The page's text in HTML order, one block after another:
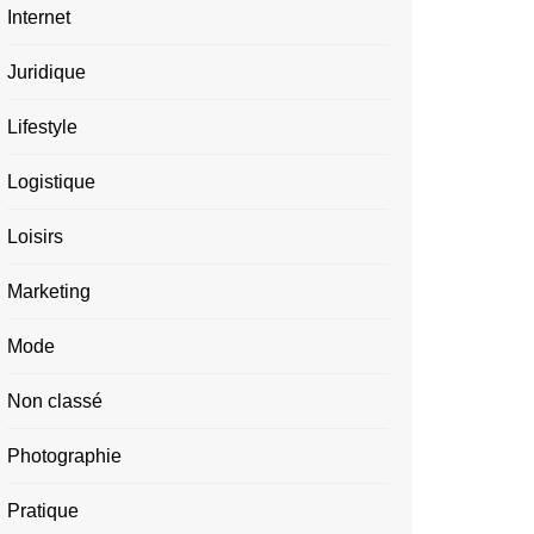
Internet
Juridique
Lifestyle
Logistique
Loisirs
Marketing
Mode
Non classé
Photographie
Pratique